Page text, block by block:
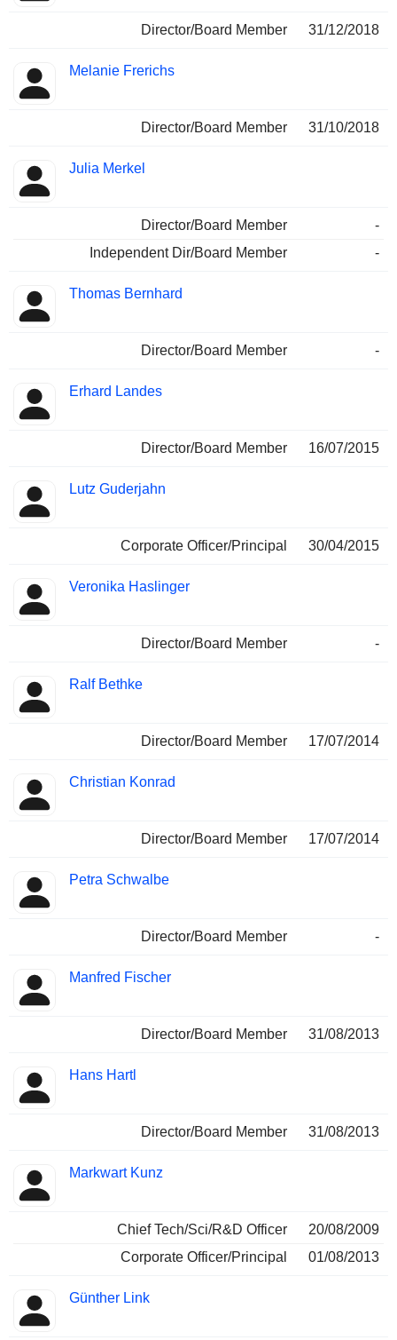
Director/Board Member 31/12/2018
Melanie Frerichs
Director/Board Member 31/10/2018
Julia Merkel
Director/Board Member
-
Independent Dir/Board Member
-
Thomas Bernhard
Director/Board Member -
Erhard Landes
Director/Board Member 16/07/2015
Lutz Guderjahn
Corporate Officer/Principal 30/04/2015
Veronika Haslinger
Director/Board Member -
Ralf Bethke
Director/Board Member 17/07/2014
Christian Konrad
Director/Board Member 17/07/2014
Petra Schwalbe
Director/Board Member -
Manfred Fischer
Director/Board Member 31/08/2013
Hans Hartl
Director/Board Member 31/08/2013
Markwart Kunz
Chief Tech/Sci/R&D Officer
20/08/2009
Corporate Officer/Principal
01/08/2013
Günther Link